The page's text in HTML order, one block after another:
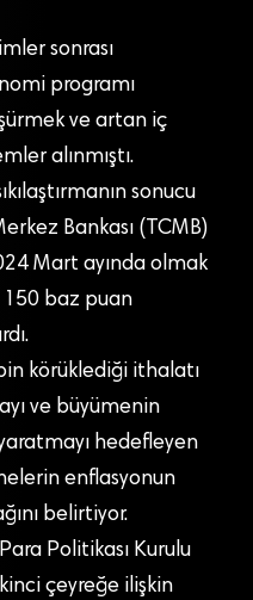
sonrası
programı
ve artan iç
alınmıştı.
sonucu
Bankası (TCMB)
Mart ayında olmak
baz puan
körüklediği ithalatı
ve büyümenin
hedefleyen
enflasyonun
belirtiyor.
Politikası Kurulu
çeyreğe ilişkin